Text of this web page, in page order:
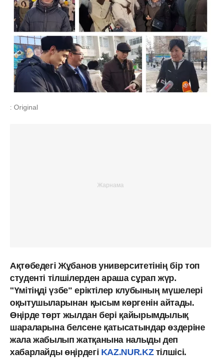
: Original
Ақтөбедегі Жұбанов университетінің бір топ
студенті тілшілерден араша сұрап жүр.
"Үмітіңді үзбе" еріктілер клубының мүшелері
оқытушыларынан қысым көргенін айтады.
Өңірде төрт жылдан бері қайырымдылық
шараларына белсене қатысатындар өздеріне
жала жабылып жатқанына налыды деп
хабарлайды өңірдегі KAZ.NUR.KZ тілшісі.